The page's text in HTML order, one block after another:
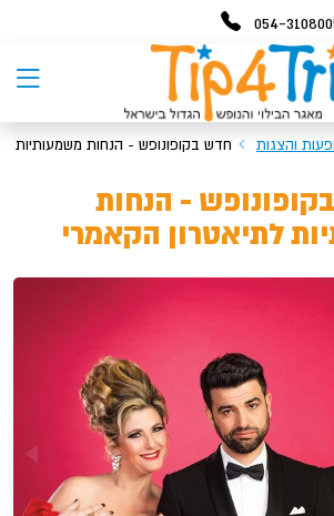
054-
והצגות חדש בקופונופש - הנחות משמעותיות
- הנחות
לתיאטרון הקאמרי